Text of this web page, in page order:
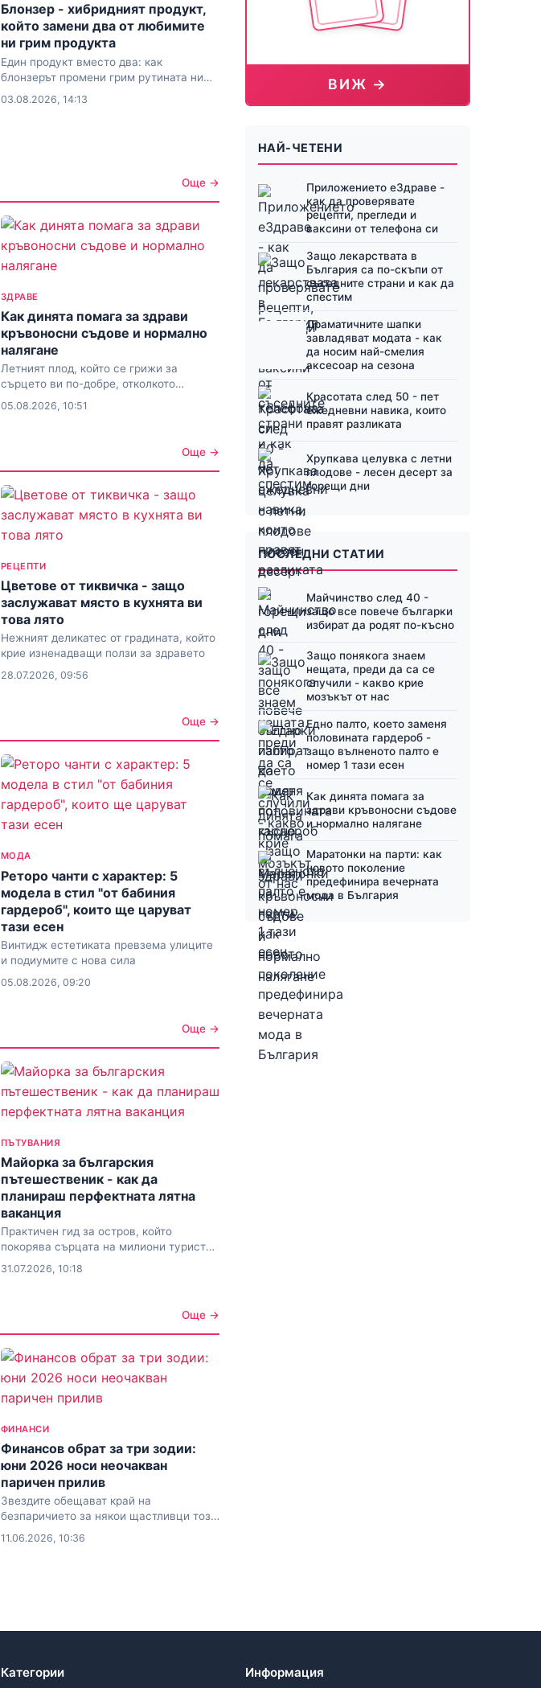
Блонзер - хибридният продукт,
който замени два от любимите
ни грим продукта
Един продукт вместо два: как
блонзерът промени грим рутината ни
03.08.2026, 14:13
Още →
ЗДРАВЕ
Как динята помага за здрави
кръвоносни съдове и нормално
налягане
Летният плод, който се грижи за
сърцето ви по-добре, отколкото
05.08.2026, 10:51
Още →
РЕЦЕПТИ
Цветове от тиквичка - защо
заслужават място в кухнята ви
това лято
Нежният деликатес от градината, който
крие изненадващи ползи за здравето
28.07.2026, 09:56
Още →
МОДА
Реторо чанти с характер: 5
модела в стил "от бабиния
гардероб", които ще царуват
тази есен
Винтидж естетиката превзема улиците
и подиумите с нова сила
05.08.2026, 09:20
Още →
ПЪТУВАНИЯ
Майорка за българския
пътешественик - как да
планираш перфектната лятна
ваканция
Практичен гид за остров, който
покорява сърцата на милиони туристи
31.07.2026, 10:18
Още →
ФИНАНСИ
Финансов обрат за три зодии:
юни 2026 носи неочакван
паричен прилив
Звездите обещават край на
безпаричието за някои щастливци този
месец
11.06.2026, 10:36
ВИЖ →
НАЙ-ЧЕТЕНИ
Приложението еЗдраве -
как да проверявате
рецепти, прегледи и
ваксини от телефона си
Защо лекарствата в
България са по-скъпи от
съседните страни и как да
спестим
Драматичните шапки
завладяват модата - как
да носим най-смелия
аксесоар на сезона
Красотата след 50 - пет
ежедневни навика, които
правят разликата
Хрупкава целувка с летни
плодове - лесен десерт за
горещи дни
ПОСЛЕДНИ СТАТИИ
Майчинство след 40 -
защо все повече българки
избират да родят по-късно
Защо понякога знаем
нещата, преди да са се
случили - какво крие
мозъкът от нас
Едно палто, което заменя
половината гардероб -
защо вълненото палто е
номер 1 тази есен
Как динята помага за
здрави кръвоносни съдове
и нормално налягане
Маратонки на парти: как
новото поколение
предефинира вечерната
мода в България
Категории Информация